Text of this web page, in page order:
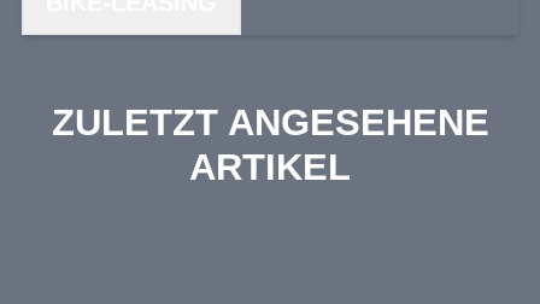
ZULETZT ANGESEHENE
ARTIKEL